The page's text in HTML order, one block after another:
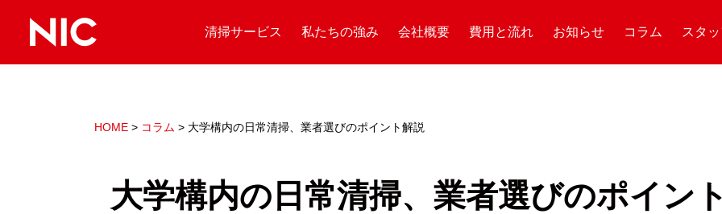
清掃サービス 私たちの強み 会社概要 費用と流れ お知らせ コラム スタ
HOME > コラム > 大学構内の日常清掃、業者選びのポイント解説
大学構内の日常清掃、業者選びのポイン